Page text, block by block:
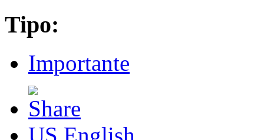
Tipo:
Importante
US English